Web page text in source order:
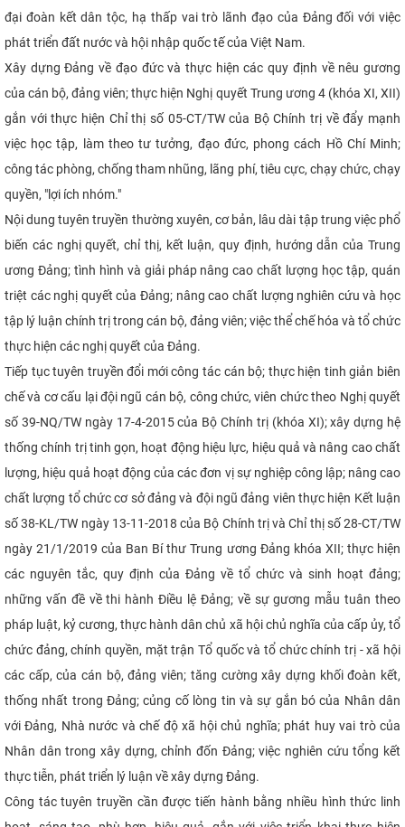
đại đoàn kết dân tộc, hạ thấp vai trò lãnh đạo của Đảng đối với việc
phát triển đất nước và hội nhập quốc tế của Việt Nam.
Xây dựng Đảng về đạo đức và thực hiện các quy định về nêu gương
của cán bộ, đảng viên; thực hiện Nghị quyết Trung ương 4 (khóa XI, XII)
gắn với thực hiện Chỉ thị số 05-CT/TW của Bộ Chính trị về đẩy mạnh
việc học tập, làm theo tư tưởng, đạo đức, phong cách Hồ Chí Minh;
công tác phòng, chống tham nhũng, lãng phí, tiêu cực, chạy chức, chạy
quyền, "lợi ích nhóm."
Nội dung tuyên truyền thường xuyên, cơ bản, lâu dài tập trung việc phổ
biến các nghị quyết, chỉ thị, kết luận, quy định, hướng dẫn của Trung
ương Đảng; tình hình và giải pháp nâng cao chất lượng học tập, quán
triệt các nghị quyết của Đảng; nâng cao chất lượng nghiên cứu và học
tập lý luận chính trị trong cán bộ, đảng viên; việc thể chế hóa và tổ chức
thực hiện các nghị quyết của Đảng.
Tiếp tục tuyên truyền đổi mới công tác cán bộ; thực hiện tinh giản biên
chế và cơ cấu lại đội ngũ cán bộ, công chức, viên chức theo Nghị quyết
số 39-NQ/TW ngày 17-4-2015 của Bộ Chính trị (khóa XI); xây dựng hệ
thống chính trị tinh gọn, hoạt động hiệu lực, hiệu quả và nâng cao chất
lượng, hiệu quả hoạt động của các đơn vị sự nghiệp công lập; nâng cao
chất lượng tổ chức cơ sở đảng và đội ngũ đảng viên thực hiện Kết luận
số 38-KL/TW ngày 13-11-2018 của Bộ Chính trị và Chỉ thị số 28-CT/TW
ngày 21/1/2019 của Ban Bí thư Trung ương Đảng khóa XII; thực hiện
các nguyên tắc, quy định của Đảng về tổ chức và sinh hoạt đảng;
những vấn đề về thi hành Điều lệ Đảng; về sự gương mẫu tuân theo
pháp luật, kỷ cương, thực hành dân chủ xã hội chủ nghĩa của cấp ủy, tổ
chức đảng, chính quyền, mặt trận Tổ quốc và tổ chức chính trị - xã hội
các cấp, của cán bộ, đảng viên; tăng cường xây dựng khối đoàn kết,
thống nhất trong Đảng; củng cố lòng tin và sự gắn bó của Nhân dân
với Đảng, Nhà nước và chế độ xã hội chủ nghĩa; phát huy vai trò của
Nhân dân trong xây dựng, chỉnh đốn Đảng; việc nghiên cứu tổng kết
thực tiễn, phát triển lý luận về xây dựng Đảng.
Công tác tuyên truyền cần được tiến hành bằng nhiều hình thức linh